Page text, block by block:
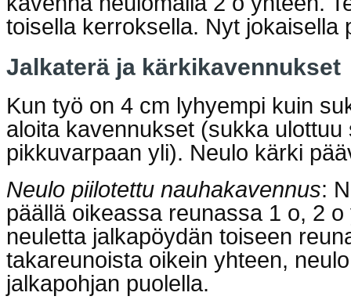
toisella kerroksella. Nyt jokaisella
Jalkaterä ja kärkikavennukset
Kun työ on 4 cm lyhyempi kuin
aloita kavennukset (sukka ulottuu
pikkuvarpaan yli). Neulo kärki
Neulo piilotettu nauhakavennus:
päällä oikeassa reunassa 1 o, 2
neuletta jalkapöydän toiseen
takareunoista oikein yhteen,
jalkapohjan puolella.